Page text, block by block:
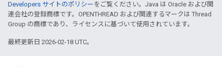
Developers サイトのポリシー をご覧ください。Java は Oracle および関
連会社の登録商標です。OPENTHREAD および関連するマークは Thread
Group の商標であり、ライセンスに基づいて使用されています。
最終更新日 2026-02-18 UTC。